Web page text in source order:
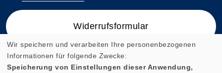
Widerrufsformular
Wir speichern und verarbeiten Ihre personenbezogenen
Informationen für folgende Zwecke:
Speicherung von Einstellungen dieser Anwendung,